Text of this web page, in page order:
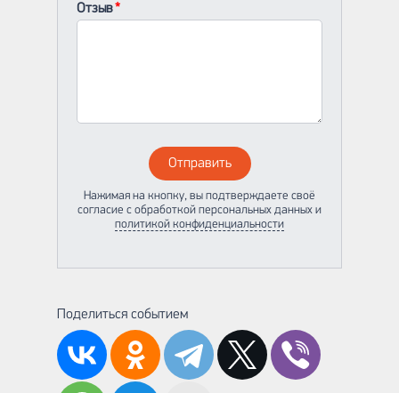
Отзыв
Отправить
Нажимая на кнопку, вы подтверждаете своё
согласие с обработкой персональных данных и
политикой конфиденциальности
Поделиться событием